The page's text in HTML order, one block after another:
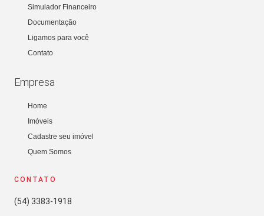
Simulador Financeiro
Documentação
Ligamos para você
Contato
Empresa
Home
Imóveis
Cadastre seu imóvel
Quem Somos
CONTATO
(54) 3383-1918